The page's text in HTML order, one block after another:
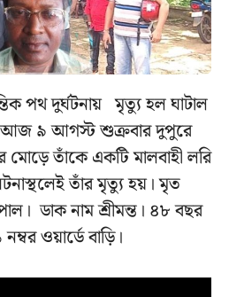
পথ দুর্ঘটনায় মৃত্যু হল ঘাটাল
আজ ৯ আগস্ট শুক্রবার দুপুরে
তাঁকে একটি মালবাহী লরি
তাঁর মৃত্যু হয়। মৃত
ডাক নাম শ্রীমন্ত। ৪৮ বছর
ওয়ার্ডে বাড়ি।